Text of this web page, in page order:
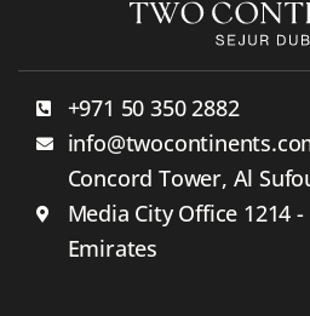
+971 50 350 2882
Concord Tower, Al
Media City Office 1214
Emirates